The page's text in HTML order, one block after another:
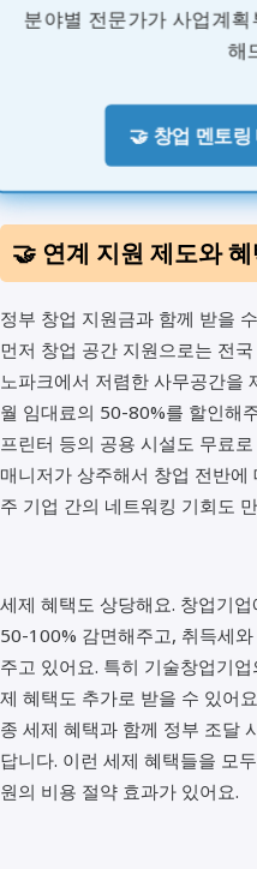
분야별 전문가가 사업계
해
🤝 창업 멘토
🤝 연계 지원 제도와 혜
정부 창업 지원금과 함께 받을
먼저 창업 공간 지원으로는 전
노파크에서 저렴한 사무공간을
월 임대료의 50-80%를 할인해
프린터 등의 공용 시설도 무료
매니저가 상주해서 창업 전반
주 기업 간의 네트워킹 기회도
세제 혜택도 상당해요. 창업기
50-100% 감면해주고, 취득세
주고 있어요. 특히 기술창업기
제 혜택도 추가로 받을 수 있어
종 세제 혜택과 함께 정부 조달
답니다. 이런 세제 혜택들을 모
원의 비용 절약 효과가 있어요.